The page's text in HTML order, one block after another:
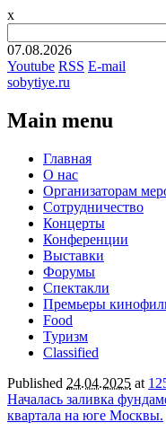
x
07.08.2026
Youtube RSS E-mail
sobytiye.ru
Main menu
Skip
content
Главная
О нас
Организаторам
Сотрудничество
Концерты
Конференции
Выставки
Форумы
Спектакли
Премьеры
Food
Туризм
Сlassified
Published 24.04.2025 at
Началась заливка
квартала на юге Москвы.